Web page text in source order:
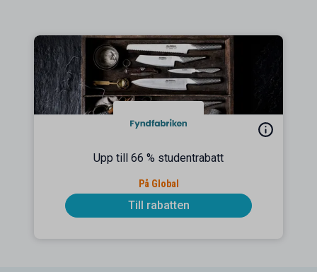
Upp till 66 % studentrabatt
På Global
Till rabatten